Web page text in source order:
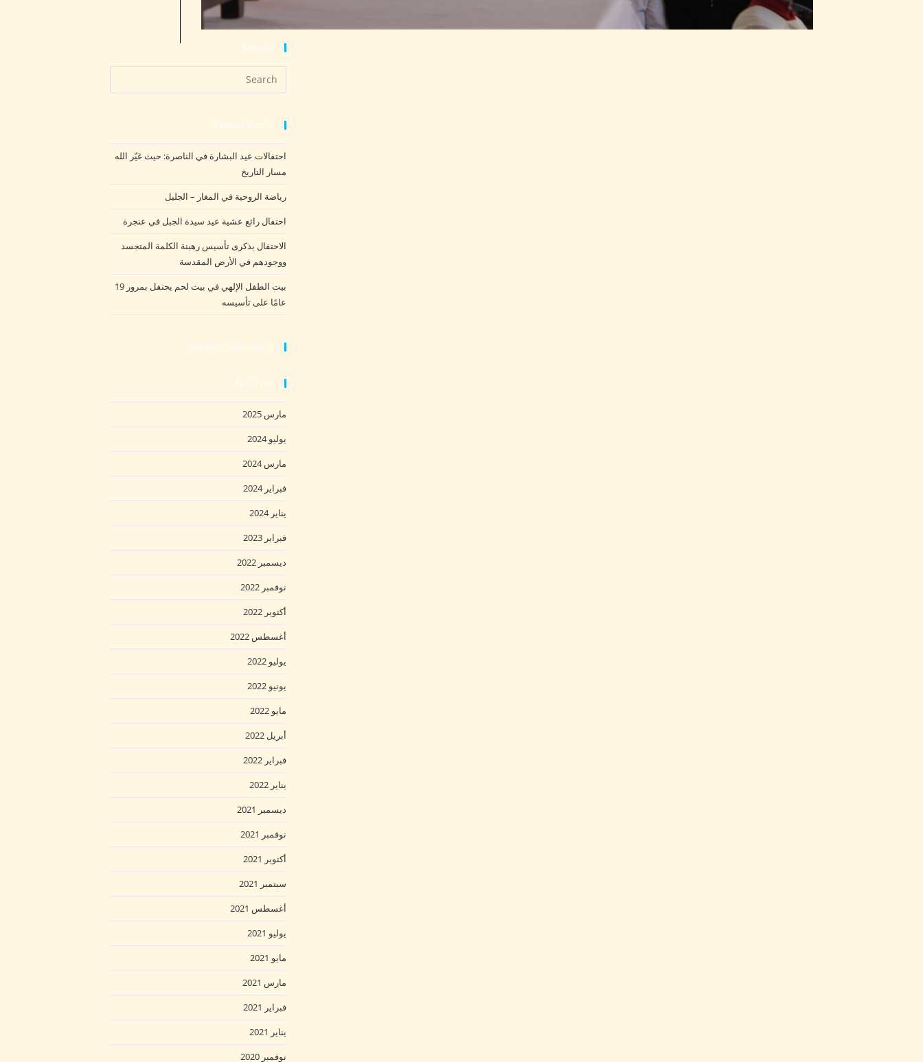
Search
Recent Posts
احتفالات عيد البشارة في الناصرة: حيث غيّر الله
مسار التاريخ
رياضة الروحية في المغار – الجليل
احتفال رائع عشية عيد سيدة الجبل في عنجرة
الاحتفال بذكرى تأسيس رهبنة الكلمة المتجسد
ووجودهم في الأرض المقدسة
بيت الطفل الإلهي في بيت لحم يحتفل بمرور 19
عامًا على تأسيسه
Recent Comments
Archives
مارس 2025
يوليو 2024
مارس 2024
فبراير 2024
يناير 2024
فبراير 2023
ديسمبر 2022
نوفمبر 2022
أكتوبر 2022
أغسطس 2022
يوليو 2022
يونيو 2022
مايو 2022
أبريل 2022
فبراير 2022
يناير 2022
ديسمبر 2021
نوفمبر 2021
أكتوبر 2021
سبتمبر 2021
أغسطس 2021
يوليو 2021
مايو 2021
مارس 2021
فبراير 2021
يناير 2021
نوفمبر 2020